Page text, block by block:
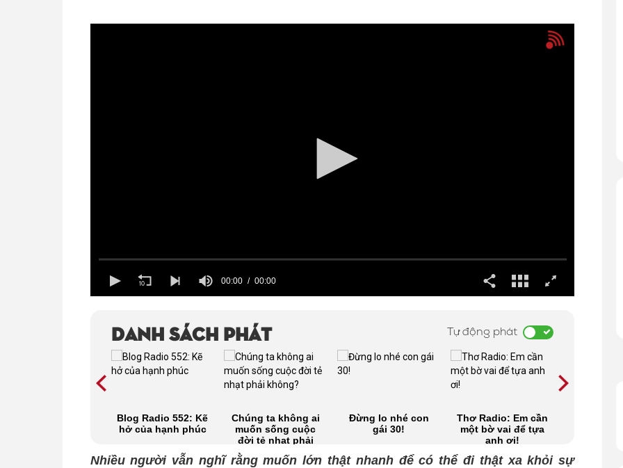
00:00 00:00
Danh sách phát Tự động phát
Blog Radio 552: Kẽ
hở của hạnh phúc
Chúng ta không ai
muốn sống cuộc
đời tẻ nhạt phải
Đừng lo nhé con
gái 30!
Thơ Radio: Em cần
một bờ vai để tựa
anh ơi!
Nhiều người vẫn nghĩ rằng muốn lớn thật nhanh để có thể đi thật xa khỏi sự